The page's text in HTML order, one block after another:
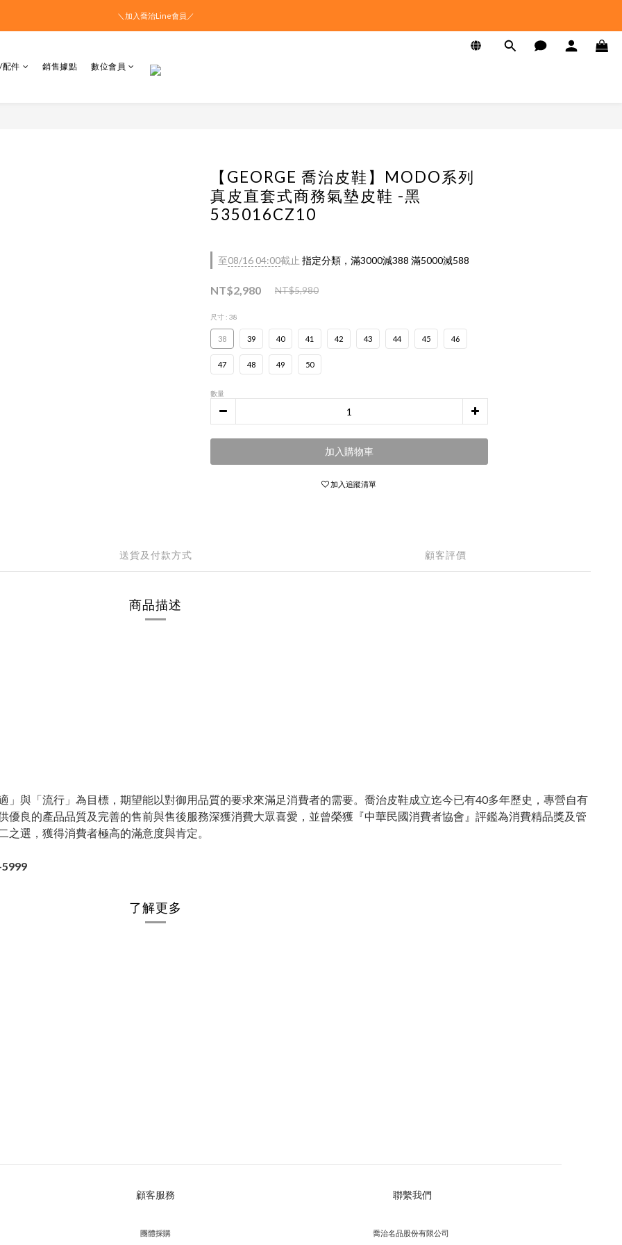
＼加入喬治Line會員／
配件 銷售據點 數位會員
【GEORGE 喬治皮鞋】MODO系列
真皮直套式商務氣墊皮鞋 -黑
535016CZ10
至08/16 04:00截止 指定分類，滿3000減388 滿5000減588
NT$2,980 NT$5,980
尺寸 : 38
38 39 40 41 42 43 44 45 46
47 48 49 50
數量
加入購物車
加入追蹤清單
送貨及付款方式 顧客評價
商品描述
與「流行」為目標，期望能以對御用品質的要求來滿足消費者的需要。喬治皮鞋成立迄今已有40多年歷史，專營自有
良的產品品質及完善的售前與售後服務深獲消費大眾喜愛，並曾榮獲『中華民國消費者協會』評鑑為消費精品獎及管
選，獲得消費者極高的滿意度與肯定。
了解更多
顧客服務
團體採購
聯繫我們
喬治名品股份有限公司